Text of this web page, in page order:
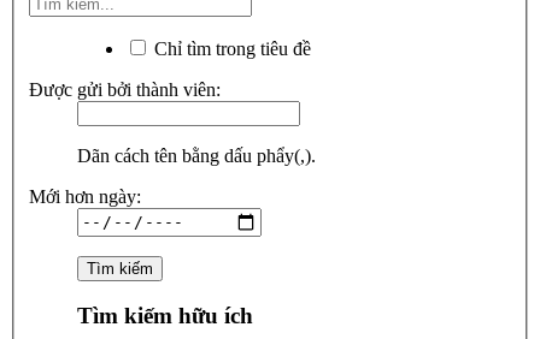
Chỉ tìm trong tiêu đề
Được gửi bởi thành viên:
Dãn cách tên bằng dấu phẩy(,).
Mới hơn ngày:
Tìm kiếm hữu ích